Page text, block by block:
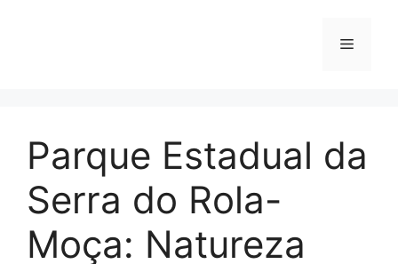
Menu
Parque Estadual da
Serra do Rola-
Moça: Natureza